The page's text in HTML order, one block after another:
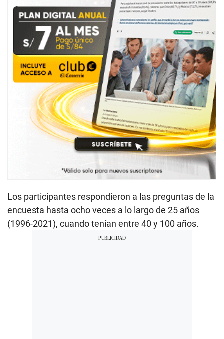
Los participantes respondieron a las preguntas de la
encuesta hasta ocho veces a lo largo de 25 años
(1996-2021), cuando tenían entre 40 y 100 años.